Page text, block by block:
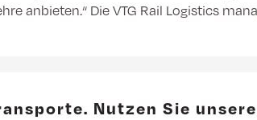
anbieten.“ Die VTG Rail Logistics
Nutzen Sie